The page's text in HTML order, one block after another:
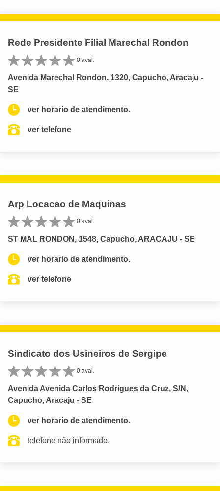
Rede Presidente Filial Marechal Rondon
0 aval.
Avenida Marechal Rondon, 1320, Capucho, Aracaju -
SE
ver horario de atendimento.
ver telefone
Arp Locacao de Maquinas
0 aval.
ST MAL RONDON, 1548, Capucho, ARACAJU - SE
ver horario de atendimento.
ver telefone
Sindicato dos Usineiros de Sergipe
0 aval.
Avenida Avenida Carlos Rodrigues da Cruz, S/N,
Capucho, Aracaju - SE
ver horario de atendimento.
telefone não informado.